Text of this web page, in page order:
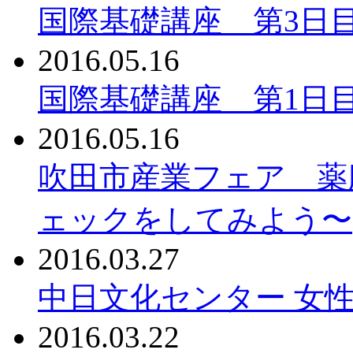
国際基礎講座 第3日
2016.05.16
国際基礎講座 第1日
2016.05.16
吹田市産業フェア 薬
ェックをしてみよう〜
2016.03.27
中日文化センター 女
2016.03.22